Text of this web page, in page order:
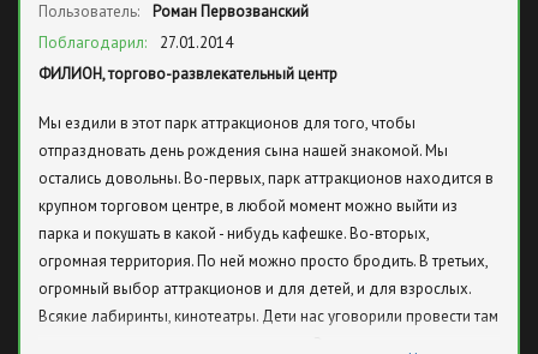
Пользователь:
Роман Первозванский
Поблагодарил:
27.01.2014
ФИЛИОН, торгово-развлекательный центр
Мы ездили в этот парк аттракционов для того, чтобы
отпраздновать день рождения сына нашей знакомой. Мы
остались довольны. Во-первых, парк аттракционов находится в
крупном торговом центре, в любой момент можно выйти из
парка и покушать в какой - нибудь кафешке. Во-вторых,
огромная территория. По ней можно просто бродить. В третьих,
огромный выбор аттракционов и для детей, и для взрослых.
Всякие лабиринты, кинотеатры. Дети нас уговорили провести там